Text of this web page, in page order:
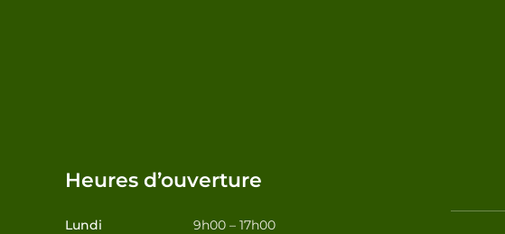
Heures d’ouverture
Lundi
9h00 – 17h00